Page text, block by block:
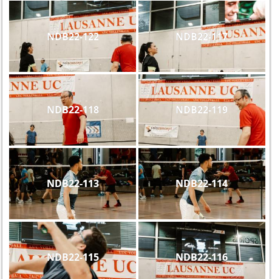
NDB22-122 NDB22-117
NDB22-118 NDB22-119
NDB22-113 NDB22-114
NDB22-115 NDB22-116